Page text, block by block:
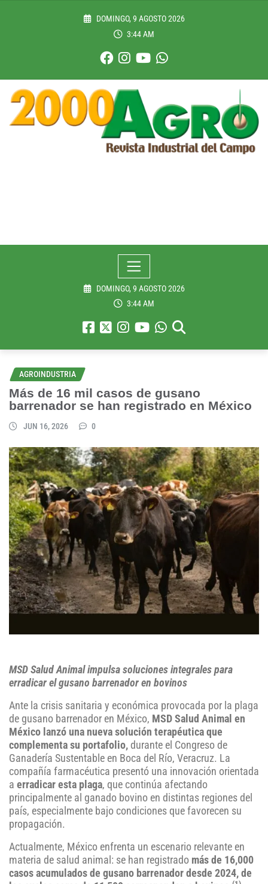
DOMINGO, 9 AGOSTO 2026
3:44 AM
DOMINGO, 9 AGOSTO 2026
3:44 AM
AGROINDUSTRIA
Más de 16 mil casos de gusano
barrenador se han registrado en México
JUN 16, 2026 0
MSD Salud Animal impulsa soluciones integrales para
erradicar el gusano barrenador en bovinos
Ante la crisis sanitaria y económica provocada por la plaga
de gusano barrenador en México, MSD Salud Animal en
México lanzó una nueva solución terapéutica que
complementa su portafolio, durante el Congreso de
Ganadería Sustentable en Boca del Río, Veracruz. La
compañía farmacéutica presentó una innovación orientada
a erradicar esta plaga, que continúa afectando
principalmente al ganado bovino en distintas regiones del
país, especialmente bajo condiciones que favorecen su
propagación.
Actualmente, México enfrenta un escenario relevante en
materia de salud animal: se han registrado más de 16,000
casos acumulados de gusano barrenador desde 2024, de